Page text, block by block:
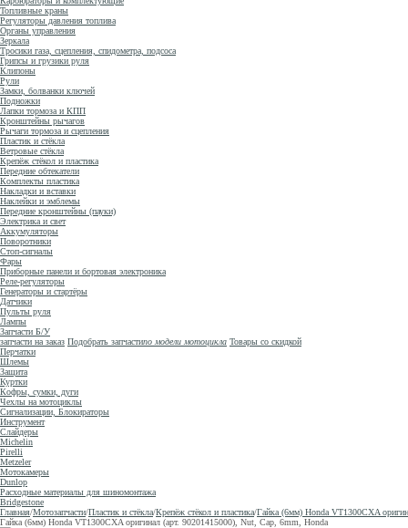
Топливные краны
Регуляторы давления топлива
Органы управления
Зеркала
Тросики газа, сцепления, спидометра, подсоса
Грипсы и грузики руля
Клипоны
Рули
Замки, болванки ключей
Подножки
Лапки тормоза и КПП
Кронштейны рычагов
Рычаги тормоза и сцепления
Пластик и стёкла
Ветровые стёкла
Крепёж стёкол и пластика
Передние обтекатели
Комплекты пластика
Накладки и вставки
Наклейки и эмблемы
Передние кронштейны (пауки)
Электрика и свет
Аккумуляторы
Поворотники
Стоп-сигналы
Фары
Приборные панели и бортовая электроника
Реле-регуляторы
Генераторы и стартёры
Датчики
Пульты руля
Лампы
Запчасти Б/У
запчасти на заказ Подобрать запчастипо модели мотоцикла Товары со скидкой
Перчатки
Шлемы
Защита
Куртки
Кофры, сумки, дуги
Чехлы на мотоциклы
Сигнализации, Блокираторы
Инструмент
Слайдеры
Michelin
Pirelli
Metzeler
Мотокамеры
Dunlop
Расходные материалы для шиномонтажа
Bridgestone
Главная/Мотозапчасти/Пластик и стёкла/Крепёж стёкол и пластика/Гайка (6мм) Honda VT1300CXA
Гайка (6мм) Honda VT1300CXA оригинал (арт. 90201415000), Nut, Cap, 6mm, Honda